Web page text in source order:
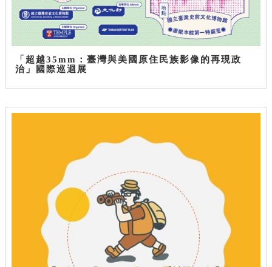
「超越35mm：臺灣與美國原住民族影像的再現政
治」國際巡迴展